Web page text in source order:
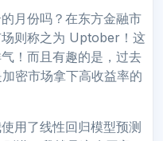
月份吗？在东方金融市
则称之为 Uptober！这
！而且有趣的是，过去
密市场拿下高收益率的
用了线性回归模型预测